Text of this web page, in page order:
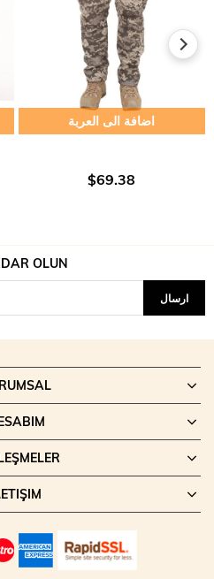
اضافة الى العربة
$69.38
OLUN
ارسال